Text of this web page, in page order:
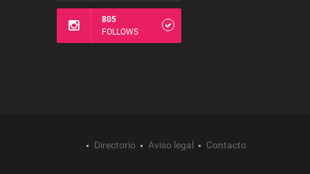
805
FOLLOWS
Directorio Aviso legal Contacto